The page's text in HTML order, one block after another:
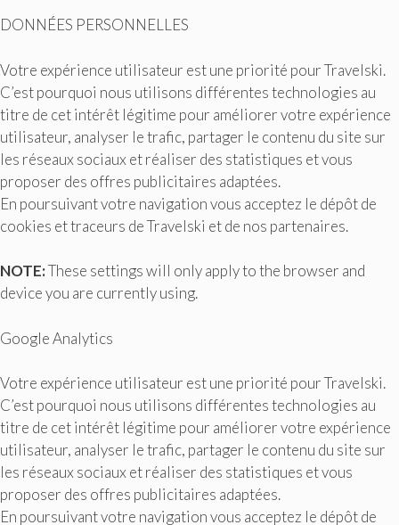
DONNÉES PERSONNELLES
Votre expérience utilisateur est une priorité pour Travelski.
C’est pourquoi nous utilisons différentes technologies au
titre de cet intérêt légitime pour améliorer votre expérience
utilisateur, analyser le trafic, partager le contenu du site sur
les réseaux sociaux et réaliser des statistiques et vous
proposer des offres publicitaires adaptées.
En poursuivant votre navigation vous acceptez le dépôt de
cookies et traceurs de Travelski et de nos partenaires.
NOTE:These settings will only apply to the browser and
device you are currently using.
Google Analytics
Votre expérience utilisateur est une priorité pour Travelski.
C’est pourquoi nous utilisons différentes technologies au
titre de cet intérêt légitime pour améliorer votre expérience
utilisateur, analyser le trafic, partager le contenu du site sur
les réseaux sociaux et réaliser des statistiques et vous
proposer des offres publicitaires adaptées.
En poursuivant votre navigation vous acceptez le dépôt de